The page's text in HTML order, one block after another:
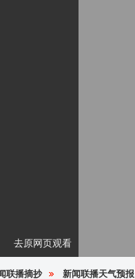
去原网页观看
联播摘抄 新闻联播天气预报